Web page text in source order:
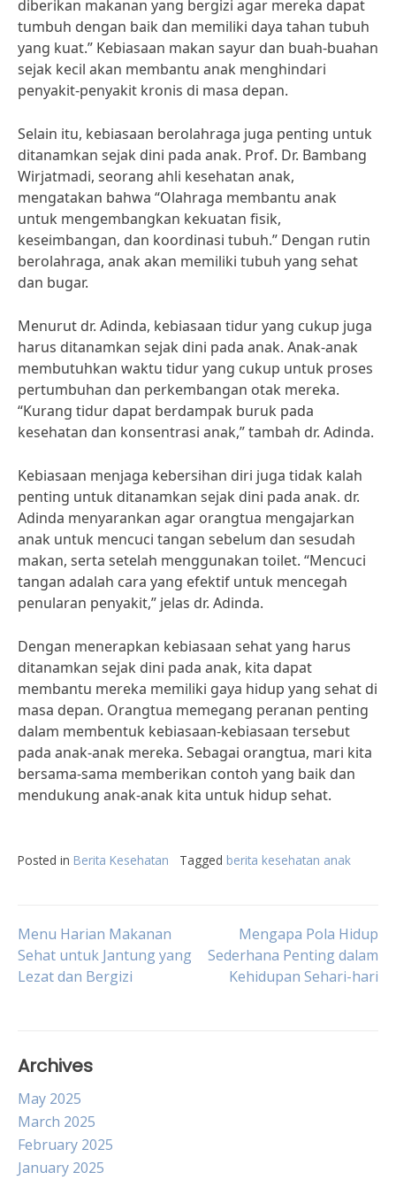
diberikan makanan yang bergizi agar mereka dapat
tumbuh dengan baik dan memiliki daya tahan tubuh
yang kuat.” Kebiasaan makan sayur dan buah-buahan
sejak kecil akan membantu anak menghindari
penyakit-penyakit kronis di masa depan.
Selain itu, kebiasaan berolahraga juga penting untuk
ditanamkan sejak dini pada anak. Prof. Dr. Bambang
Wirjatmadi, seorang ahli kesehatan anak,
mengatakan bahwa “Olahraga membantu anak
untuk mengembangkan kekuatan fisik,
keseimbangan, dan koordinasi tubuh.” Dengan rutin
berolahraga, anak akan memiliki tubuh yang sehat
dan bugar.
Menurut dr. Adinda, kebiasaan tidur yang cukup juga
harus ditanamkan sejak dini pada anak. Anak-anak
membutuhkan waktu tidur yang cukup untuk proses
pertumbuhan dan perkembangan otak mereka.
“Kurang tidur dapat berdampak buruk pada
kesehatan dan konsentrasi anak,” tambah dr. Adinda.
Kebiasaan menjaga kebersihan diri juga tidak kalah
penting untuk ditanamkan sejak dini pada anak. dr.
Adinda menyarankan agar orangtua mengajarkan
anak untuk mencuci tangan sebelum dan sesudah
makan, serta setelah menggunakan toilet. “Mencuci
tangan adalah cara yang efektif untuk mencegah
penularan penyakit,” jelas dr. Adinda.
Dengan menerapkan kebiasaan sehat yang harus
ditanamkan sejak dini pada anak, kita dapat
membantu mereka memiliki gaya hidup yang sehat di
masa depan. Orangtua memegang peranan penting
dalam membentuk kebiasaan-kebiasaan tersebut
pada anak-anak mereka. Sebagai orangtua, mari kita
bersama-sama memberikan contoh yang baik dan
mendukung anak-anak kita untuk hidup sehat.
Posted in Berita Kesehatan Tagged berita kesehatan anak
Post
navigation
Menu Harian Makanan
Sehat untuk Jantung yang
Lezat dan Bergizi
Mengapa Pola Hidup
Sederhana Penting dalam
Kehidupan Sehari-hari
Archives
May 2025
March 2025
February 2025
January 2025